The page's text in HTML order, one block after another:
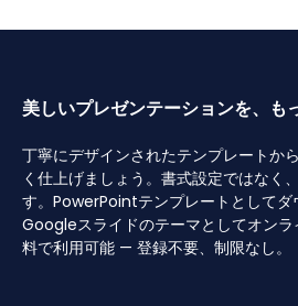
美しいプレゼンテーションを、も
丁寧にデザインされたテンプレートか
く仕上げましょう。書式設定ではなく
す。PowerPointテンプレートとしてダ
Googleスライドのテーマとしてオン
料で利用可能 — 登録不要、制限なし。